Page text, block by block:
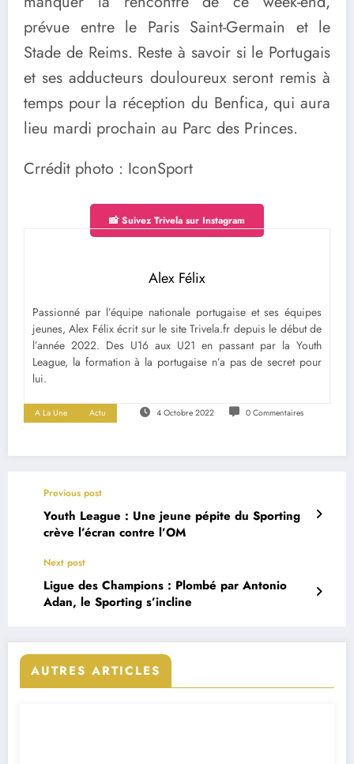
prévue entre le Paris Saint-Germain et le
Stade de Reims. Reste à savoir si le Portugais
et ses adducteurs douloureux seront remis à
temps pour la réception du Benfica, qui aura
lieu mardi prochain au Parc des Princes.
Crrédit photo : IconSport
📸 Suivez Trivela sur Instagram
Alex Félix
Passionné par l’équipe nationale portugaise et ses équipes
jeunes, Alex Félix écrit sur le site Trivela.fr depuis le début de
l’année 2022. Des U16 aux U21 en passant par la Youth
League, la formation à la portugaise n’a pas de secret pour
lui.
A La Une Actu 4 Octobre 2022 0 Commentaires
Previous post
Youth League : Une jeune pépite du Sporting
crève l’écran contre l’OM
Next post
Ligue des Champions : Plombé par Antonio
Adan, le Sporting s’incline
AUTRES ARTICLES